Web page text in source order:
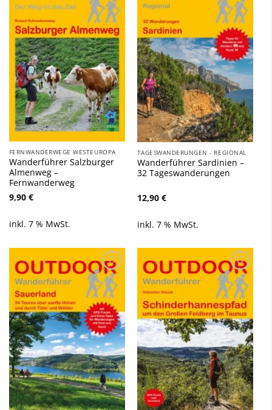
Zu
Wunschliste
hinzufügen
FERNWANDERWEGE WESTEUROPA
Wanderführer Salzburger
Almenweg –
Fernwanderweg
9,90 €
inkl. 7 % MwSt.
Zu
Wunschliste
hinzufügen
TAGESWANDERUNGEN - REGIONAL
Wanderführer Sardinien –
32 Tageswanderungen
12,90 €
inkl. 7 % MwSt.
Zu
Wunschliste
hinzufügen
Zu
Wunschliste
hinzufügen